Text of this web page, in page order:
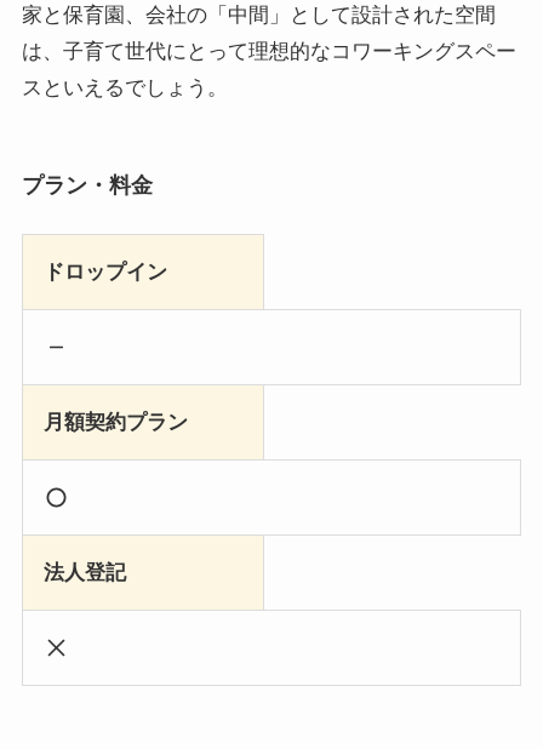
家と保育園、会社の「中間」として設計された空間
は、子育て世代にとって理想的なコワーキングスペー
スといえるでしょう。
プラン・料金
ドロップイン
月額契約プラン
法人登記